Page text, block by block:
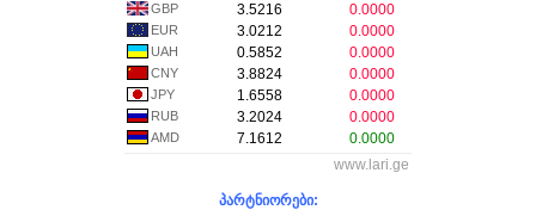
GBP 3.5216 0.0000
EUR 3.0212 0.0000
UAH 0.5852 0.0000
CNY 3.8824 0.0000
JPY 1.6558 0.0000
RUB 3.2024 0.0000
AMD 7.1612
0.0000
www.lari.ge
პარტნიორები: